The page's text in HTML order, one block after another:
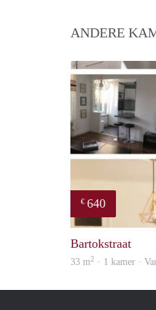
ANDERE
€ 640
Bartokstraat
33 m2 · 1 kamer ·